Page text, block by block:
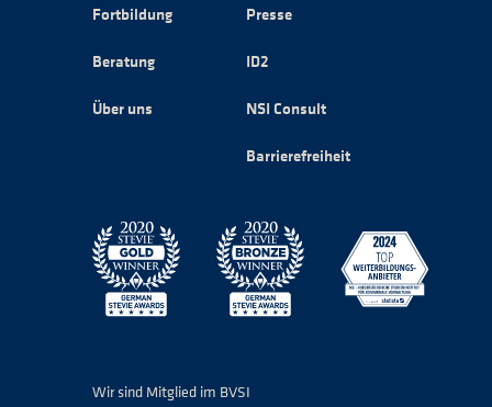
Fortbildung
Beratung
Über uns
Presse
ID2
NSI Consult
Barrierefreiheit
Wir sind Mitglied im BVSI